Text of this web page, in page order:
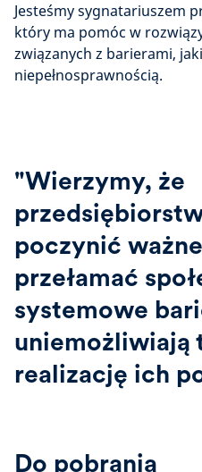
Jesteśmy sygnatariuszem
który ma pomóc w
związanych z barierami,
niepełnosprawnością.
"Wierzymy, że
poczynić
przełamać
systemowe
uniemożliwiają
realizację ich
Do pobrania